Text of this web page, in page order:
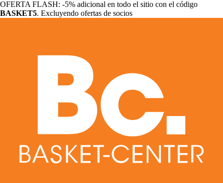
OFERTA FLASH: -5% adicional en todo el sitio con el código
BASKET5. Excluyendo ofertas de socios